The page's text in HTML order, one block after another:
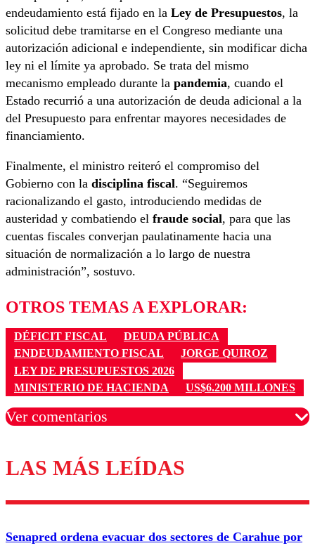
endeudamiento está fijado en la Ley de Presupuestos, la
solicitud debe tramitarse en el Congreso mediante una
autorización adicional e independiente, sin modificar dicha
ley ni el límite ya aprobado. Se trata del mismo
mecanismo empleado durante la pandemia, cuando el
Estado recurrió a una autorización de deuda adicional a la
del Presupuesto para enfrentar mayores necesidades de
financiamiento.
Finalmente, el ministro reiteró el compromiso del
Gobierno con la disciplina fiscal. “Seguiremos
racionalizando el gasto, introduciendo medidas de
austeridad y combatiendo el fraude social, para que las
cuentas fiscales converjan paulatinamente hacia una
situación de normalización a lo largo de nuestra
administración”, sostuvo.
OTROS TEMAS A EXPLORAR:
DÉFICIT FISCAL
DEUDA PÚBLICA
ENDEUDAMIENTO FISCAL
JORGE QUIROZ
LEY DE PRESUPUESTOS 2026
MINISTERIO DE HACIENDA
US$6.200 MILLONES
Ver comentarios
Los comentarios son moderados para garantizar un
diálogo respetuoso.
Correo
LAS MÁS LEÍDAS
Senapred ordena evacuar dos sectores de Carahue por